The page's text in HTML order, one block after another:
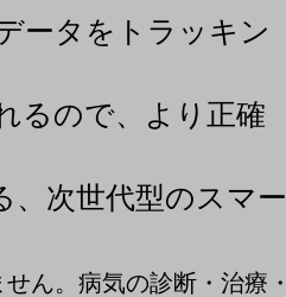
ータをトラッキン
るので、より正確
、次世代型のスマー
ん。病気の診断・治療・